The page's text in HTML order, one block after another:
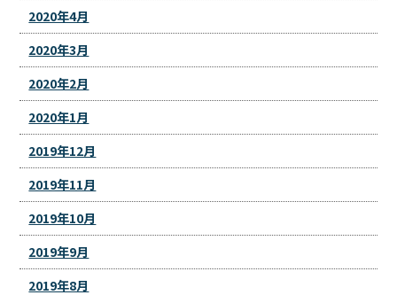
2020年4月
2020年3月
2020年2月
2020年1月
2019年12月
2019年11月
2019年10月
2019年9月
2019年8月